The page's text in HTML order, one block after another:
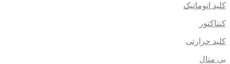
کلید اتوماتیک
کنتاکتور
کلید حرارتی
بی متال